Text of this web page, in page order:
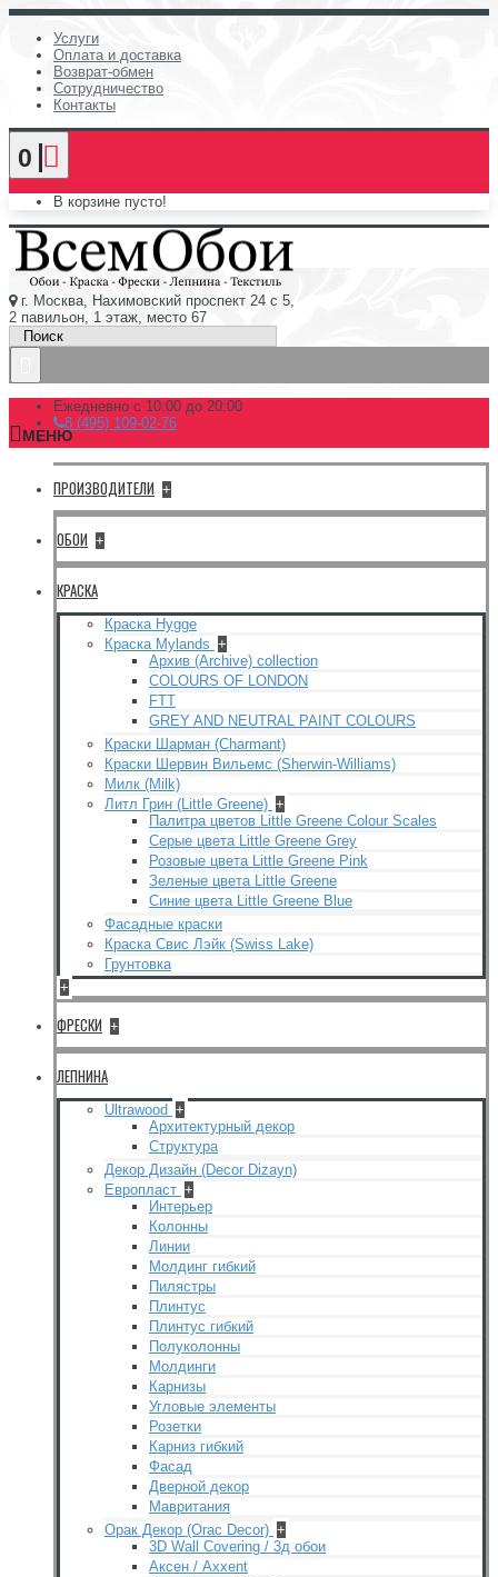
Услуги
Оплата и доставка
Возврат-обмен
Сотрудничество
Контакты
0
В корзине пусто!
г. Москва, Нахимовский проспект 24 с 5,
2 павильон, 1 этаж, место 67
Ежедневно с 10:00 до 20:00
8 (495) 109-02-76
МЕНЮ
ПРОИЗВОДИТЕЛИ +
ОБОИ +
КРАСКА
Краска Hygge
Краска Mylands +
Архив (Archive) collection
COLOURS OF LONDON
FTT
GREY AND NEUTRAL PAINT COLOURS
Краски Шарман (Charmant)
Краски Шервин Вильемс (Sherwin-Williams)
Милк (Milk)
Литл Грин (Little Greene) +
Палитра цветов Little Greene Colour Scales
Серые цвета Little Greene Grey
Розовые цвета Little Greene Pink
Зеленые цвета Little Greene
Синие цвета Little Greene Blue
Фасадные краски
Краска Свис Лэйк (Swiss Lake)
Грунтовка
+
ФРЕСКИ +
ЛЕПНИНА
Ultrawood +
Архитектурный декор
Структура
Декор Дизайн (Decor Dizayn)
Европласт +
Интерьер
Колонны
Линии
Молдинг гибкий
Пилястры
Плинтус
Плинтус гибкий
Полуколонны
Молдинги
Карнизы
Угловые элементы
Розетки
Карниз гибкий
Фасад
Дверной декор
Мавритания
Орак Декор (Orac Decor) +
3D Wall Covering / 3д обои
Аксен / Axxent